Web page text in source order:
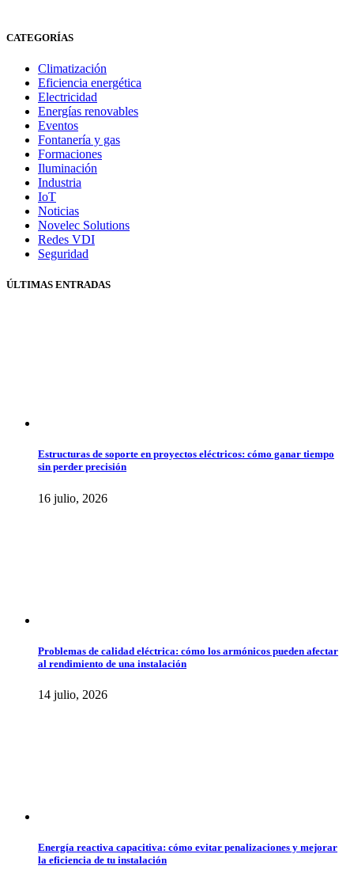
CATEGORÍAS
Climatización
Eficiencia energética
Electricidad
Energías renovables
Eventos
Fontanería y gas
Formaciones
Iluminación
Industria
IoT
Noticias
Novelec Solutions
Redes VDI
Seguridad
ÚLTIMAS ENTRADAS
Estructuras de soporte en proyectos eléctricos: cómo ganar tiempo
sin perder precisión
16 julio, 2026
Problemas de calidad eléctrica: cómo los armónicos pueden afectar
al rendimiento de una instalación
14 julio, 2026
Energía reactiva capacitiva: cómo evitar penalizaciones y mejorar
la eficiencia de tu instalación